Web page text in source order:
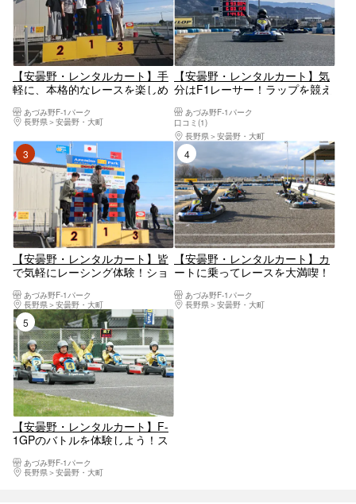
【安曇野・レンタルカート】手
軽に、本格的なレースを楽しめ
あづみ野F-1パーク
長野県
安曇野・大町
【安曇野・レンタルカート】気
分はF1レーサー！ラップを競え
あづみ野F-1パーク
口コミ(1)
長野県
安曇野・大町
3位
【安曇野・レンタルカート】皆
で気軽にレーシング体験！ショ
あづみ野F-1パーク
長野県
安曇野・大町
【安曇野・レンタルカート】カ
ートに乗ってレースを大満喫！
あづみ野F-1パーク
長野県
安曇野・大町
5位
【安曇野・レンタルカート】F-
1GPのバトルを体験しよう！ス
あづみ野F-1パーク
長野県
安曇野・大町